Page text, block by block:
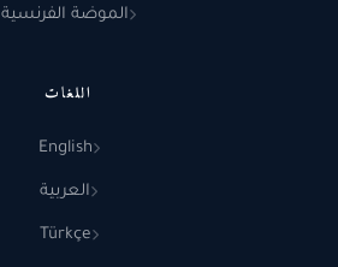
الموضة الفرنسية
اللغات
English
العربية
Türkçe